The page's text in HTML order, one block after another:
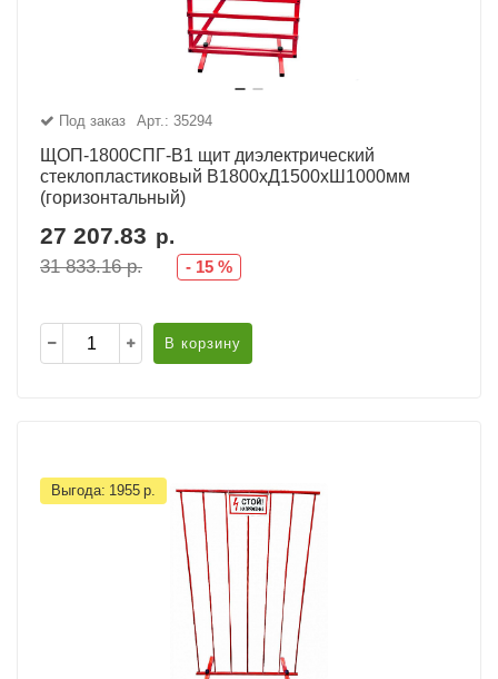
Под заказ Арт.: 35294
ЩОП-1800СПГ-В1 щит диэлектрический
стеклопластиковый В1800хД1500хШ1000мм
(горизонтальный)
27 207.83 р.
31 833.16р. - 15 %
В корзину
Выгода: 1955 р.